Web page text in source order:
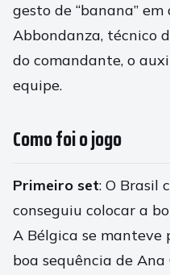
gesto de “banana”
Abbondanza, técnico
do comandante, o
equipe.
Como foi o jogo
Primeiro set: O Brasil
conseguiu colocar a
A Bélgica se manteve
boa sequência de